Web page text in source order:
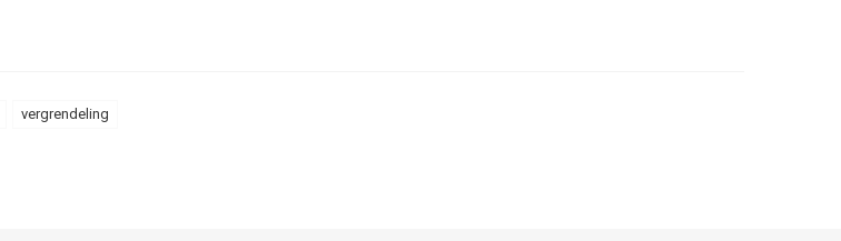
vergrendeling